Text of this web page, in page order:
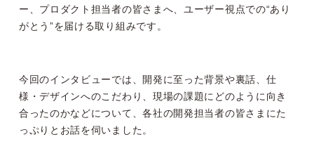
ー、プロダクト担当者の皆さまへ、ユーザー視点での“あり
がとう”を届ける取り組みです。
今回のインタビューでは、開発に至った背景や裏話、仕
様・デザインへのこだわり、現場の課題にどのように向き
合ったのかなどについて、各社の開発担当者の皆さまにた
っぷりとお話を伺いました。